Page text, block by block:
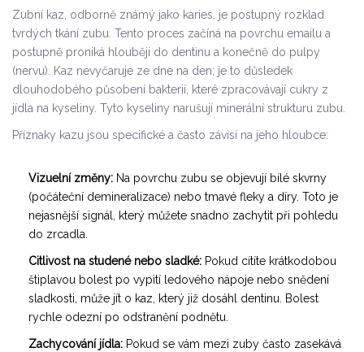
Zubní kaz , odborně známý jako karies , je postupný rozklad
tvrdých tkání zubu. Tento proces začíná na povrchu emailu a
postupně proniká hlouběji do dentinu a konečně do pulpy
(nervu). Kaz nevyčaruje ze dne na den; je to důsledek
dlouhodobého působení bakterií, které zpracovávají cukry z
jídla na kyseliny. Tyto kyseliny narušují minerální strukturu zubu.
Příznaky kazu jsou specifické a často závisí na jeho hloubce:
Vizuelní změny: Na povrchu zubu se objevují bílé skvrny
(počáteční demineralizace) nebo tmavé fleky a díry. Toto je
nejasnější signál, který můžete snadno zachytit při pohledu
do zrcadla.
Citlivost na studené nebo sladké: Pokud cítíte krátkodobou
štiplavou bolest po vypití ledového nápoje nebo snědení
sladkosti, může jít o kaz, který již dosáhl dentinu. Bolest
rychle odezní po odstranění podnětu.
Zachycování jídla: Pokud se vám mezi zuby často zasekává